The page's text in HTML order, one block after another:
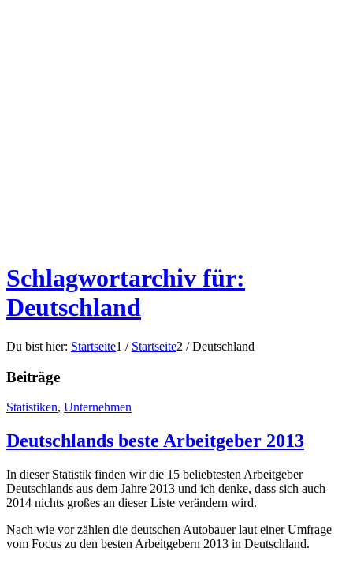
Schlagwortarchiv für:
Deutschland
Du bist hier: Startseite1 / Startseite2 / Deutschland
Beiträge
Statistiken, Unternehmen
Deutschlands beste Arbeitgeber 2013
In dieser Statistik finden wir die 15 beliebtesten Arbeitgeber
Deutschlands aus dem Jahre 2013 und ich denke, dass sich auch
2014 nichts großes an dieser Liste verändern wird.
Nach wie vor zählen die deutschen Autobauer laut einer Umfrage
vom Focus zu den besten Arbeitgebern 2013 in Deutschland.